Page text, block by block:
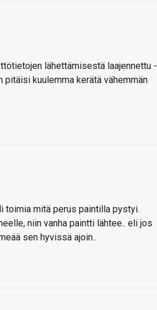
lähettämisestä laajennettu -
kuulemma kerätä vähemmän
toimia mitä perus paintilla pystyi.
niin vanha paintti lähtee.. eli jos
sen hyvissä ajoin..